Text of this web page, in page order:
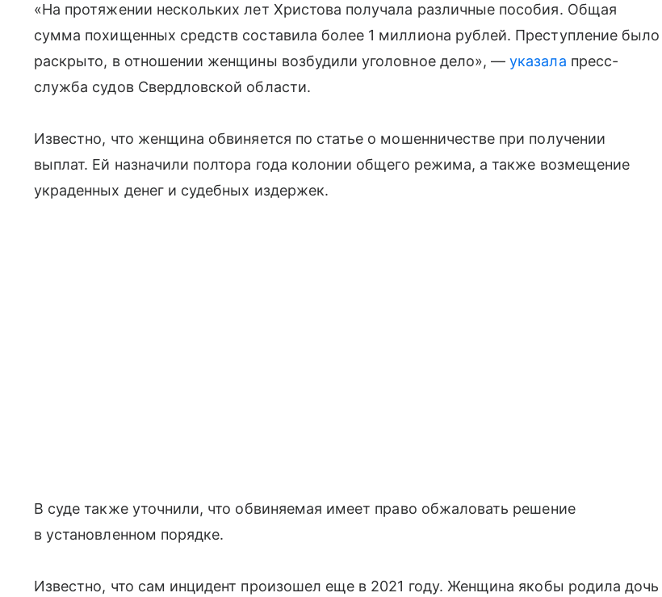
«На протяжении нескольких лет Христова получала различные пособия. Общая
сумма похищенных средств составила более 1 миллиона рублей. Преступление было
раскрыто, в отношении женщины возбудили уголовное дело», —указала пресс-
служба судов Свердловской области.
Известно, что женщина обвиняется по статье о мошенничестве при получении
выплат. Ей назначили полтора года колонии общего режима, а также возмещение
украденных денег и судебных издержек.
В суде также уточнили, что обвиняемая имеет право обжаловать решение
в установленном порядке.
Известно, что сам инцидент произошел еще в 2021 году. Женщина якобы родила дочь